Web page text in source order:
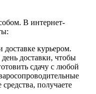
В интернет-
курьером.
доставки, чтобы
сдачу с любой
получаете